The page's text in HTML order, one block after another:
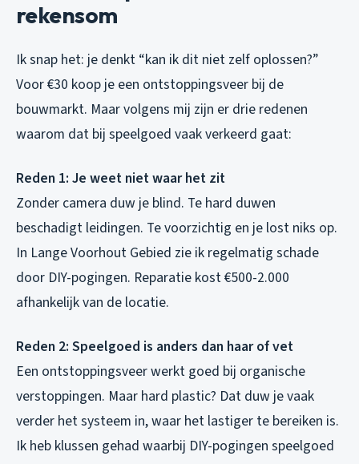
rekensom
Ik snap het: je denkt “kan ik dit niet zelf oplossen?”
Voor €30 koop je een ontstoppingsveer bij de
bouwmarkt. Maar volgens mij zijn er drie redenen
waarom dat bij speelgoed vaak verkeerd gaat:
Reden 1: Je weet niet waar het zit
Zonder camera duw je blind. Te hard duwen
beschadigt leidingen. Te voorzichtig en je lost niks op.
In Lange Voorhout Gebied zie ik regelmatig schade
door DIY-pogingen. Reparatie kost €500-2.000
afhankelijk van de locatie.
Reden 2: Speelgoed is anders dan haar of vet
Een ontstoppingsveer werkt goed bij organische
verstoppingen. Maar hard plastic? Dat duw je vaak
verder het systeem in, waar het lastiger te bereiken is.
Ik heb klussen gehad waarbij DIY-pogingen speelgoed